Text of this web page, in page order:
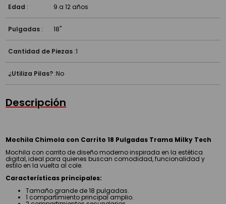
¿Entran carpetas tamaño A4?
Edad : 9 a 12 años
Pulgadas : 18''
Cantidad de Piezas :1
¿Utiliza Pilas? :No
Descripción
Mochila Chimola con Carrito 18 Pulgadas Trama Milky Tech
Mochila con carrito de diseño moderno inspirada en la estética
digital, ideal para quienes buscan comodidad, funcionalidad y
estilo en la vuelta al cole.
Características principales:
Tamaño grande de 18 pulgadas.
1 compartimiento principal amplio.